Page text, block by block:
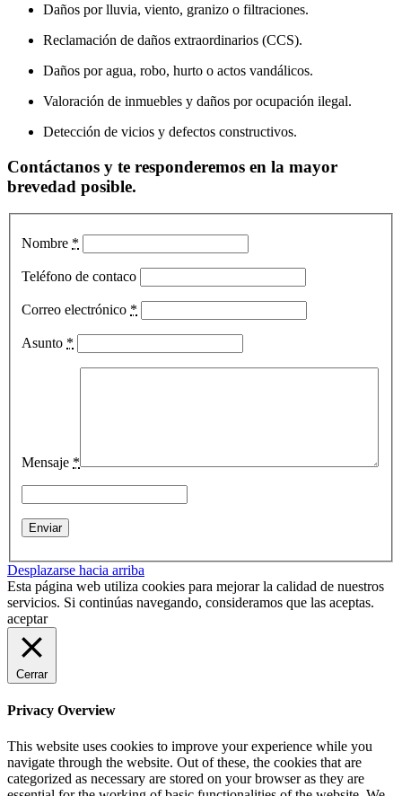
Daños por lluvia, viento, granizo o filtraciones.
Reclamación de daños extraordinarios (CCS).
Daños por agua, robo, hurto o actos vandálicos.
Valoración de inmuebles y daños por ocupación ilegal.
Detección de vicios y defectos constructivos.
Contáctanos y te responderemos en la mayor
brevedad posible.
Nombre *
Teléfono de contaco
Correo electrónico *
Asunto *
Mensaje *
Desplazarse hacia arriba
Esta página web utiliza cookies para mejorar la calidad de nuestros
servicios. Si continúas navegando, consideramos que las aceptas.
aceptar
Cerrar
Privacy Overview
This website uses cookies to improve your experience while you
navigate through the website. Out of these, the cookies that are
categorized as necessary are stored on your browser as they are